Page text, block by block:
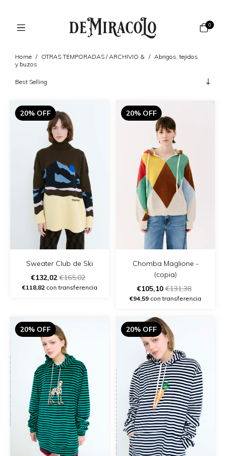
0
Home / OTRAS TEMPORADAS / ARCHIVIO & / Abrigos, tejidos
y buzos
20% OFF
Sweater Club de Ski
€132,02 €165,02
€118,82con transferencia
20% OFF
Chomba Maglione -
(copia)
€105,10 €131,38
€94,59 con transferencia
20% OFF 20% OFF